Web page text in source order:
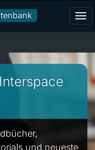
und neueste